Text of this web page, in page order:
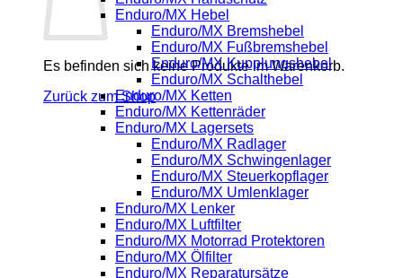
Es befinden sich keine Produkte im Warenkorb.
Zurück zum Shop
Enduro/MX Hebel
Enduro/MX Bremshebel
Enduro/MX Fußbremshebel
Enduro/MX Kupplungshebel
Enduro/MX Schalthebel
Enduro/MX Ketten
Enduro/MX Kettenräder
Enduro/MX Lagersets
Enduro/MX Radlager
Enduro/MX Schwingenlager
Enduro/MX Steuerkopflager
Enduro/MX Umlenklager
Enduro/MX Lenker
Enduro/MX Luftfilter
Enduro/MX Motorrad Protektoren
Enduro/MX Ölfilter
Enduro/MX Reparatursätze